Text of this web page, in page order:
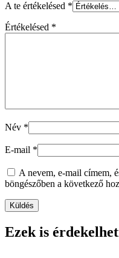
A te értékelésed *
Értékelésed *
Név *
E-mail *
A nevem, e-mail címem,
böngészőben a következő
Ezek is